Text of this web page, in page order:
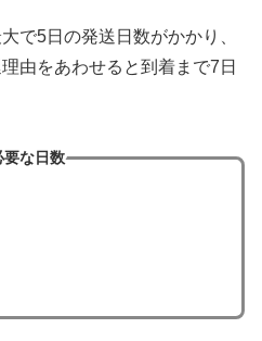
で5日の発送日数がかかり、
由をあわせると到着まで7日
要な日数